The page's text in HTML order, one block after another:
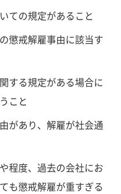
ての規定があること
懲戒解雇事由に該当す
する規定がある場合に
こと
があり、解雇が社会通
程度、過去の会社にお
も懲戒解雇が重すぎる